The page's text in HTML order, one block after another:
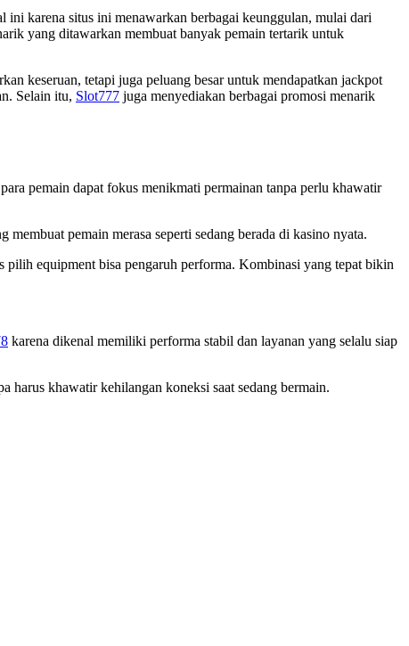
karena situs ini menawarkan berbagai keunggulan, mulai dari
yang ditawarkan membuat banyak pemain tertarik untuk
keseruan, tetapi juga peluang besar untuk mendapatkan jackpot
Selain itu, Slot777 juga menyediakan berbagai promosi menarik
pemain dapat fokus menikmati permainan tanpa perlu khawatir
pemain merasa seperti sedang berada di kasino nyata.
pilih equipment bisa pengaruh performa. Kombinasi yang tepat bikin
karena dikenal memiliki performa stabil dan layanan yang selalu siap
harus khawatir kehilangan koneksi saat sedang bermain.